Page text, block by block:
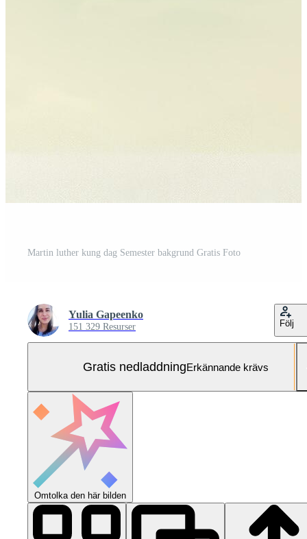
Martin luther kung dag Semester bakgrund Gratis Foto
Yulia Gapeenko
151 329 Resurser Följ
Gratis nedladdningErkännande krävs
Omtolka den här bilden